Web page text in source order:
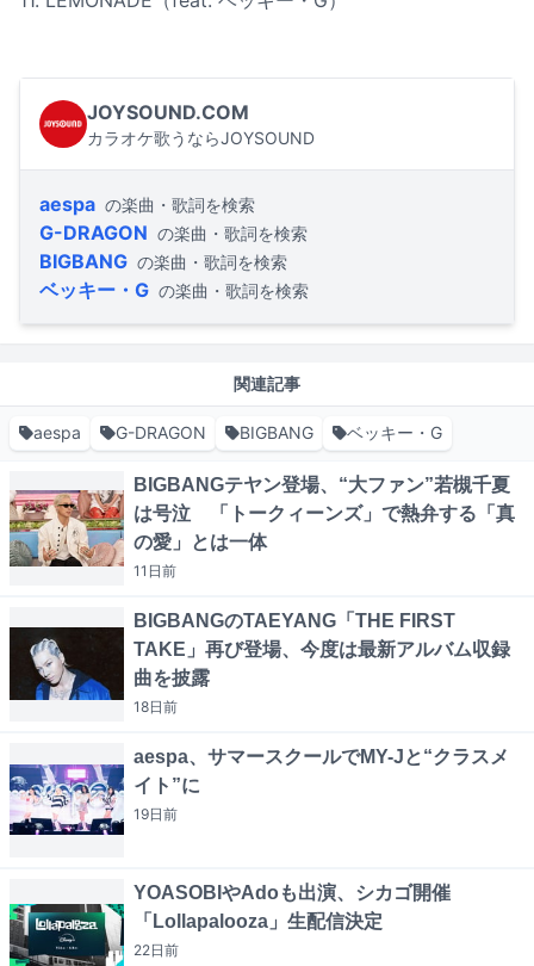
JOYSOUND.COM
カラオケ歌うならJOYSOUND
aespa の楽曲・歌詞を検索
G-DRAGON の楽曲・歌詞を検索
BIGBANG の楽曲・歌詞を検索
ベッキー・G の楽曲・歌詞を検索
関連記事
aespa G-DRAGON BIGBANG ベッキー・G
BIGBANGテヤン登場、“大ファン”若槻千夏
は号泣 「トークィーンズ」で熱弁する「真
の愛」とは一体
11日前
BIGBANGのTAEYANG「THE FIRST
TAKE」再び登場、今度は最新アルバム収録
曲を披露
18日前
aespa、サマースクールでMY-Jと“クラスメ
イト”に
19日前
YOASOBIやAdoも出演、シカゴ開催
「Lollapalooza」生配信決定
22日前